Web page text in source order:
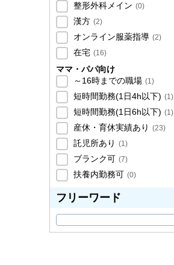
整形外科メイン (0)
漢方 (2)
オンライン服薬指導 (2)
在宅 (16)
ママ・パパ向け
～16時までの職場 (1)
短時間勤務(1日4h以下) (1)
短時間勤務(1日6h以下) (1)
産休・育休実績あり (23)
託児所あり (1)
ブランク可 (7)
扶養内勤務可 (0)
フリーワード